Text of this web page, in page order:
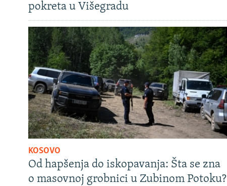
pokreta u Višegradu
KOSOVO
Od hapšenja do iskopavanja: Šta se zna
o masovnoj grobnici u Zubinom Potoku?